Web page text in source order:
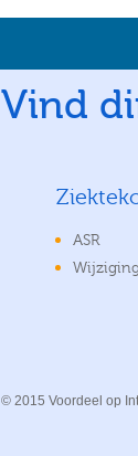
Vind
ASR
© 2015 Voordeel op